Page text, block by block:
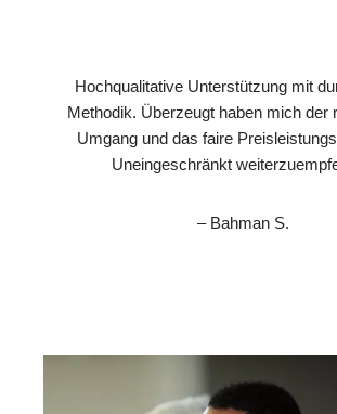
Hochqualitative Unterstützung mit
Methodik. Überzeugt haben mich der
Umgang und das faire
Uneingeschränkt
– Bahman S.